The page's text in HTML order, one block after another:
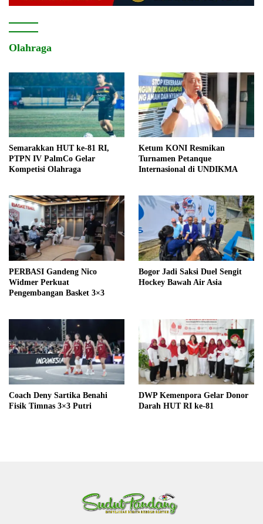
Olahraga
Semarakkan HUT ke-81 RI,
PTPN IV PalmCo Gelar
Kompetisi Olahraga
Ketum KONI Resmikan
Turnamen Petanque
Internasional di UNDIKMA
PERBASI Gandeng Nico
Widmer Perkuat
Pengembangan Basket 3×3
Bogor Jadi Saksi Duel Sengit
Hockey Bawah Air Asia
Coach Deny Sartika Benahi
Fisik Timnas 3×3 Putri
DWP Kemenpora Gelar Donor
Darah HUT RI ke-81